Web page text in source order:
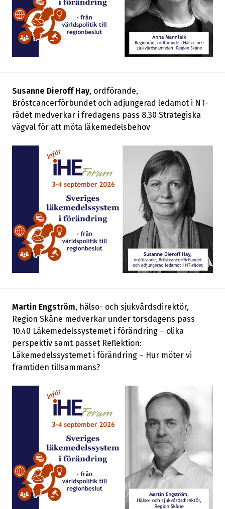
Susanne Dieroff Hay, ordförande,
Bröstcancerförbundet och adjungerad ledamot i NT-
rådet medverkar i fredagens pass 8.30 Strategiska
vägval för att möta läkemedelsbehov
Martin Engström, hälso- och sjukvårdsdirektör,
Region Skåne medverkar under torsdagens pass
10.40 Läkemedelssystemet i förändring – olika
perspektiv samt passet Reflektion:
Läkemedelssystemet i förändring – Hur möter vi
framtiden tillsammans?